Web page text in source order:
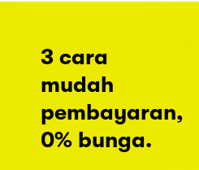
3 cara
mudah
pembayaran,
0% bunga.